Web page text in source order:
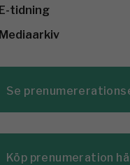
E-tidning
Mediaarkiv
Se
Köp prenumeration